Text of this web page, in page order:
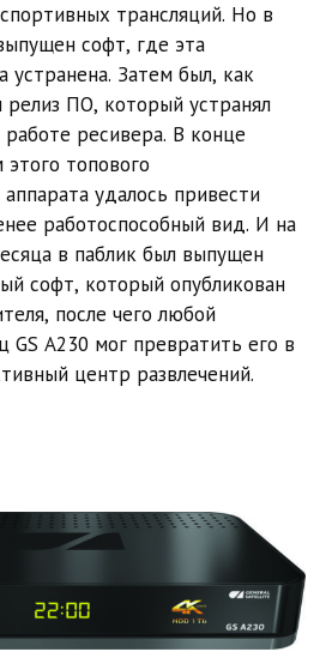
трансляций. Но в
софт, где эта
устранена. Затем был, как
ПО, который устранял
ресивера. В конце
топового
удалось привести
работоспособный вид. И на
в паблик был выпущен
софт, который опубликован
после чего любой
A230 мог превратить его в
центр развлечений.